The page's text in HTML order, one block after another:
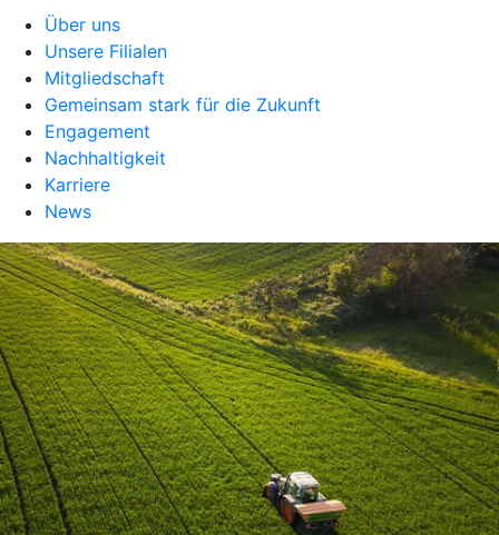
Über uns
Unsere Filialen
Mitgliedschaft
Gemeinsam stark für die Zukunft
Engagement
Nachhaltigkeit
Karriere
News